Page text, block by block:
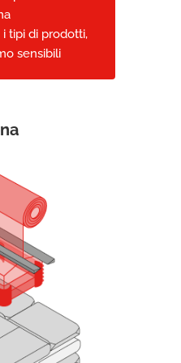
tipi di prodotti,
sensibili